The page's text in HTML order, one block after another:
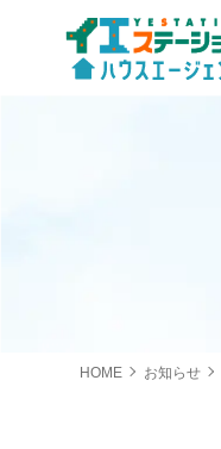
HOME お知らせ